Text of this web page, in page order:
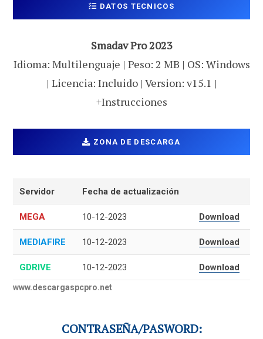
DATOS TECNICOS
Smadav Pro 2023
Idioma: Multilenguaje | Peso: 2 MB | OS: Windows
| Licencia: Incluido | Version: v15.1 |
+Instrucciones
ZONA DE DESCARGA
Servidor Fecha de actualización
MEGA 10-12-2023 Download
MEDIAFIRE 10-12-2023 Download
GDRIVE 10-12-2023 Download
www.descargaspcpro.net
CONTRASEÑA/PASWORD: